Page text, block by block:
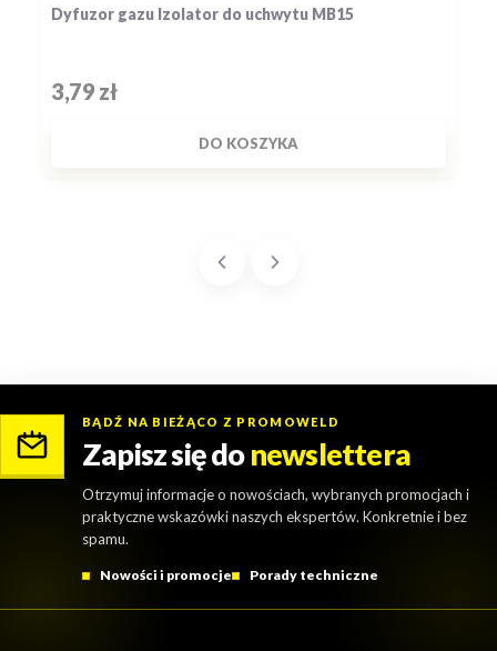
Dyfuzor gazu Izolator do uchwytu MB15
Cena
3,79 zł
DO KOSZYKA
BĄDŹ NA BIEŻĄCO Z PROMOWELD
Zapisz się donewslettera
Otrzymuj informacje o nowościach, wybranych promocjach i
praktyczne wskazówki naszych ekspertów. Konkretnie i bez
spamu.
Nowości i promocje Porady techniczne